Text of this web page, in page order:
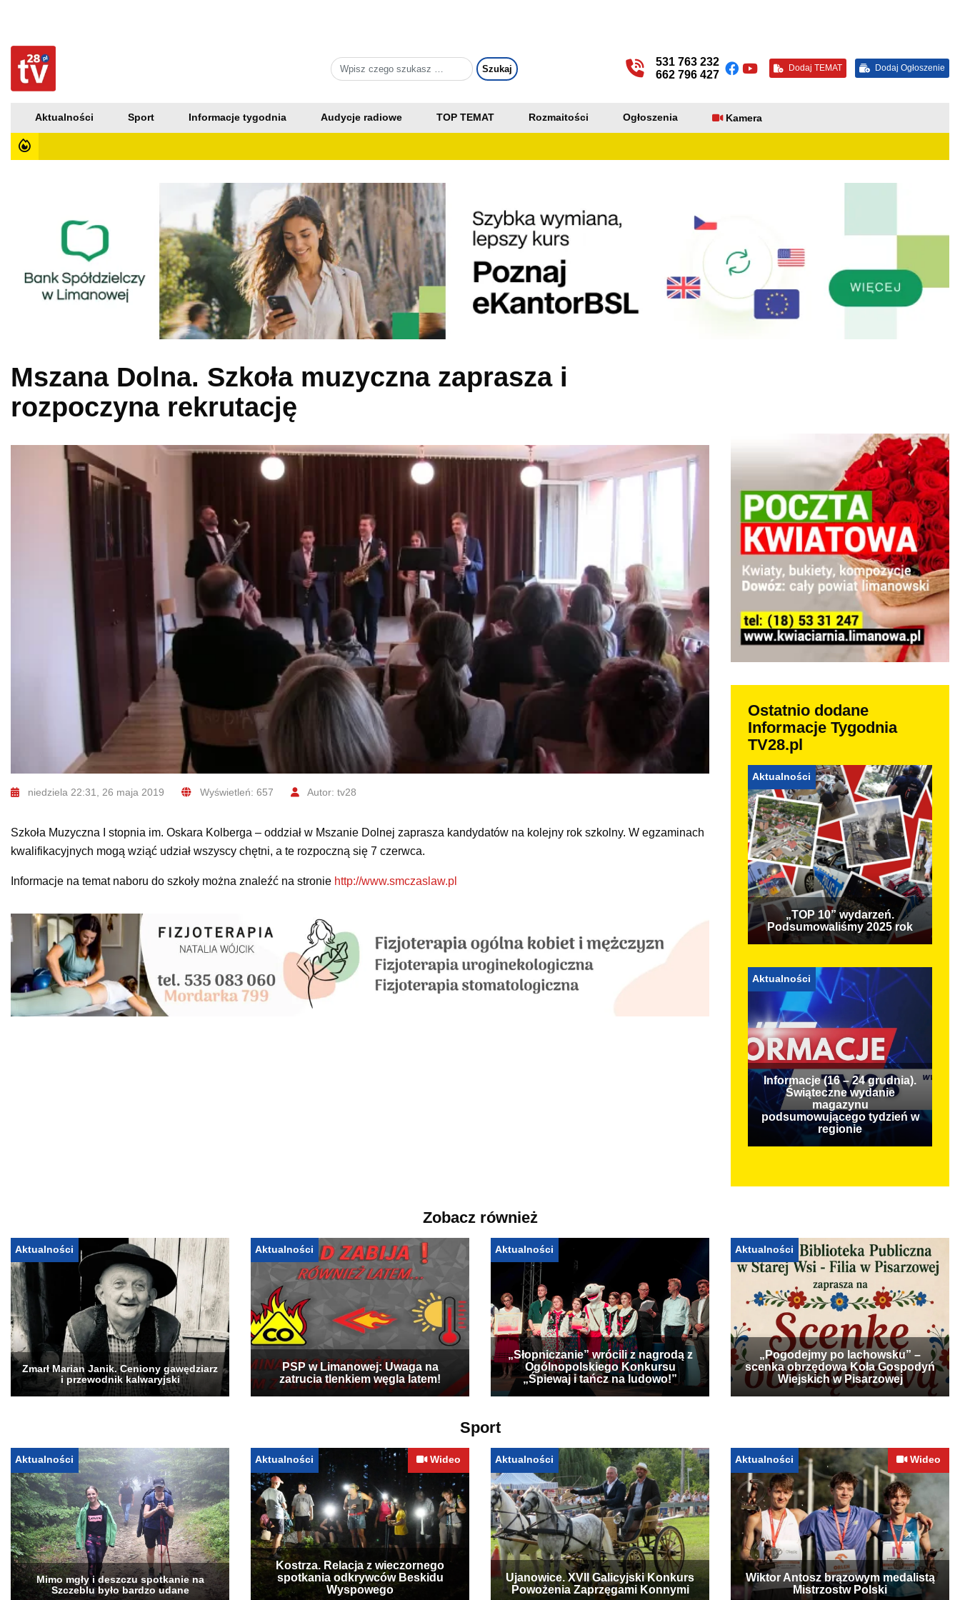
531 763 232
662 796 427
Dodaj TEMAT Dodaj Ogłoszenie
Aktualności Sport Informacje tygodnia Audycje radiowe TOP TEMAT Rozmaitości Ogłoszenia Kamera
Mszana Dolna. Szkoła muzyczna zaprasza i
rozpoczyna rekrutację
niedziela 22:31, 26 maja 2019 Wyświetleń: 657 Autor: tv28
Szkoła Muzyczna I stopnia im. Oskara Kolberga – oddział w Mszanie Dolnej zaprasza kandydatów na kolejny rok szkolny. W egzaminach
kwalifikacyjnych mogą wziąć udział wszyscy chętni, a te rozpoczną się 7 czerwca.
Informacje na temat naboru do szkoły można znaleźć na stronie http://www.smczaslaw.pl
Ostatnio dodane
Informacje Tygodnia
TV28.pl
Aktualności
„TOP 10” wydarzeń.
Podsumowaliśmy 2025 rok
Aktualności
Informacje (16 – 24 grudnia).
Świąteczne wydanie
magazynu
podsumowującego tydzień w
regionie
Zobacz również
Aktualności
Zmarł Marian Janik. Ceniony gawędziarz
i przewodnik kalwaryjski
Aktualności
PSP w Limanowej: Uwaga na
zatrucia tlenkiem węgla latem!
Aktualności
„Słopniczanie” wrócili z nagrodą z
Ogólnopolskiego Konkursu
„Śpiewaj i tańcz na ludowo!”
Aktualności
„Pogodejmy po lachowsku” –
scenka obrzędowa Koła Gospodyń
Wiejskich w Pisarzowej
Sport
Aktualności
Mimo mgły i deszczu spotkanie na
Szczeblu było bardzo udane
Aktualności Wideo
Kostrza. Relacja z wieczornego
spotkania odkrywców Beskidu
Wyspowego
Aktualności
Ujanowice. XVII Galicyjski Konkurs
Powożenia Zaprzęgami Konnymi
Aktualności Wideo
Wiktor Antosz brązowym medalistą
Mistrzostw Polski